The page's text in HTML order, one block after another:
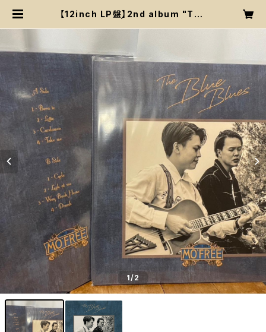
【12inch LP盤】2nd album "The
es/MO'FREE 公式グッズストア
1/2